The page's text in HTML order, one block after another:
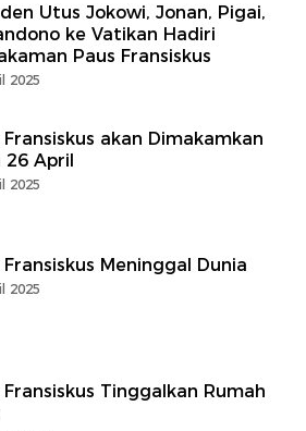
Utus Jokowi, Jonan, Pigai,
ke Vatikan Hadiri
Paus Fransiskus
2025
Fransiskus akan Dimakamkan
26 April
2025
Fransiskus Meninggal Dunia
2025
Fransiskus Tinggalkan Rumah